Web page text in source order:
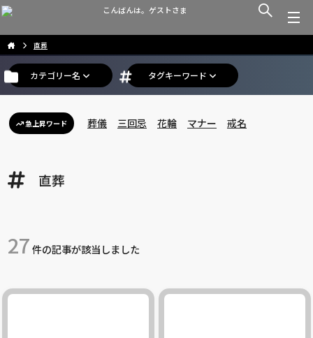
こんばんは。ゲストさま
直葬
カテゴリー名 タグキーワード
急上昇ワード 葬儀 三回忌 花輪 マナー 戒名
直葬
27件の記事が該当しました